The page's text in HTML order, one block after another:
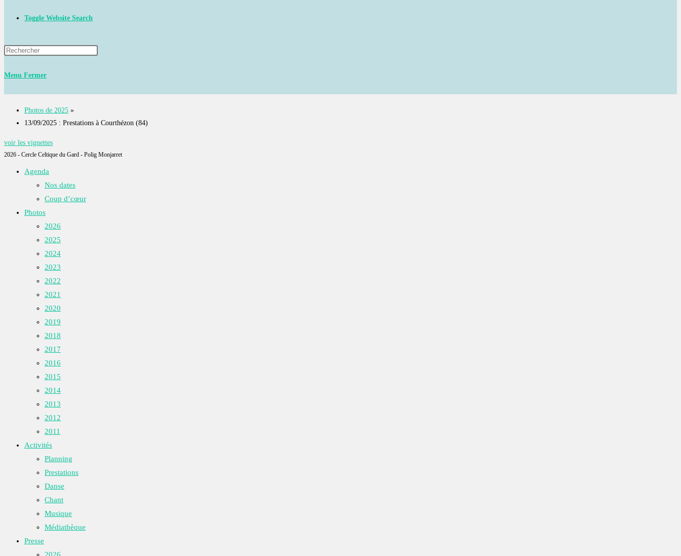
Toggle Website Search
Menu Fermer
Photos de 2025 »
13/09/2025 : Prestations à Courthézon (84)
voir les vignettes
2026 - Cercle Celtique du Gard - Polig Monjarret
Agenda
Nos dates
Coup d’cœur
Photos
2026
2025
2024
2023
2022
2021
2020
2019
2018
2017
2016
2015
2014
2013
2012
2011
Activités
Planning
Prestations
Danse
Chant
Musique
Médiathèque
Presse